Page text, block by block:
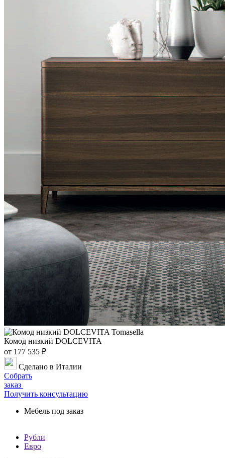
Комод низкий DOLCEVITA
от 177 535 ₽
Сделано в Италии
Собрать
заказ
Получить консультацию
Мебель под заказ
Рубли
Евро